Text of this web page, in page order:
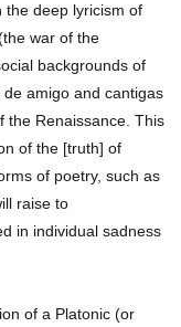
the deep lyricism of
war of the
backgrounds of
amigo and cantigas
the Renaissance. This
of the [truth] of
of poetry, such as
raise to
in individual sadness
of a Platonic (or